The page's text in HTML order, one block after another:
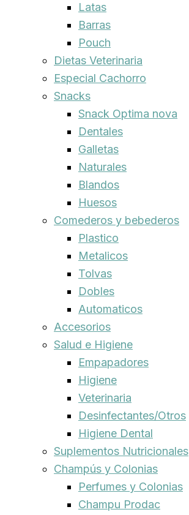
Latas
Barras
Pouch
Dietas Veterinaria
Especial Cachorro
Snacks
Snack Optima nova
Dentales
Galletas
Naturales
Blandos
Huesos
Comederos y bebederos
Plastico
Metalicos
Tolvas
Dobles
Automaticos
Accesorios
Salud e Higiene
Empapadores
Higiene
Veterinaria
Desinfectantes/Otros
Higiene Dental
Suplementos Nutricionales
Champús y Colonias
Perfumes y Colonias
Champu Prodac